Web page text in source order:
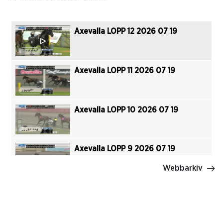
Axevalla LOPP 12 2026 07 19
Axevalla LOPP 11 2026 07 19
Axevalla LOPP 10 2026 07 19
Axevalla LOPP 9 2026 07 19
Webbarkiv